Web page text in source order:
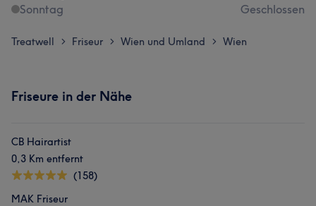
Sonntag
Geschlossen
Treatwell > Friseur > Wien und Umland > Wien
Friseure in der Nähe
CB Hairartist
0,3 Km entfernt
(158)
MAK Friseur